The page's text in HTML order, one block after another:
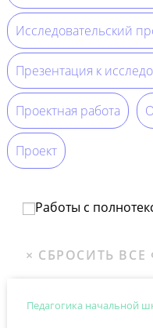
Исследовательский
Презентация к
Проектная работа
Проект
Работы с
Педагогика начальной